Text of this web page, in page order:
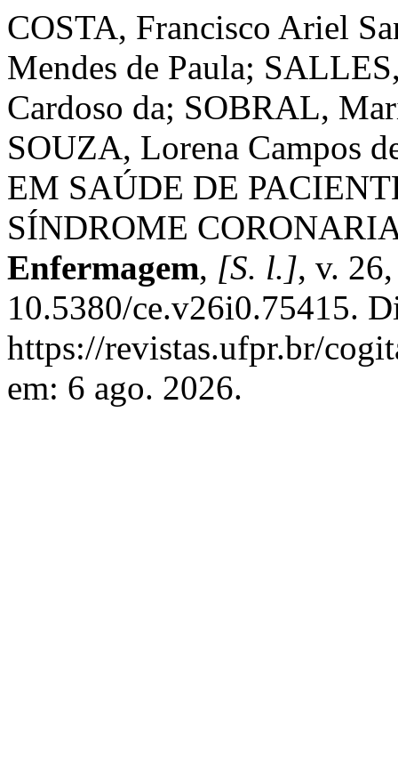
COSTA, Francisco Ariel
Mendes de Paula;
Cardoso da; SOBRAL,
SOUZA, Lorena Campos
EM SAÚDE DE
SÍNDROME
Enfermagem, [S. l.], v.
10.5380/ce.v26i0.75415.
https://revistas.ufpr.br/
em: 6 ago. 2026.